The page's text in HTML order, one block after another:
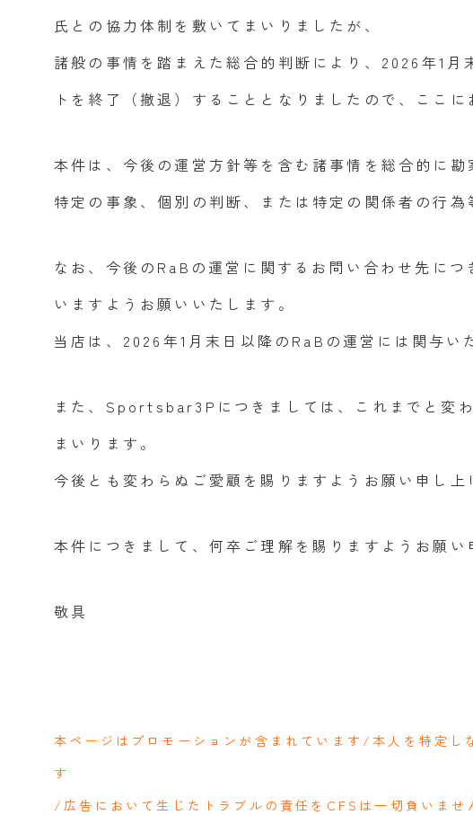
氏との協力体制を敷いてまいりましたが、
諸般の事情を踏まえた総合的判断により、2026年1
トを終了（撤退）することとなりましたので、ここに
本件は、今後の運営方針等を含む諸事情を総合的に勘
特定の事象、個別の判断、または特定の関係者の行為
なお、今後のRaBの運営に関するお問い合わせ先に
いますようお願いいたします。
当店は、2026年1月末日以降のRaBの運営には関与い
また、Sportsbar3Pにつきましては、これまでと変
まいります。
今後とも変わらぬご愛顧を賜りますようお願い申し上
本件につきまして、何卒ご理解を賜りますようお願い
敬具
本ページはプロモーションが含まれています/本人を特定し
す
/広告において生じたトラブルの責任をCFSは一切負いま